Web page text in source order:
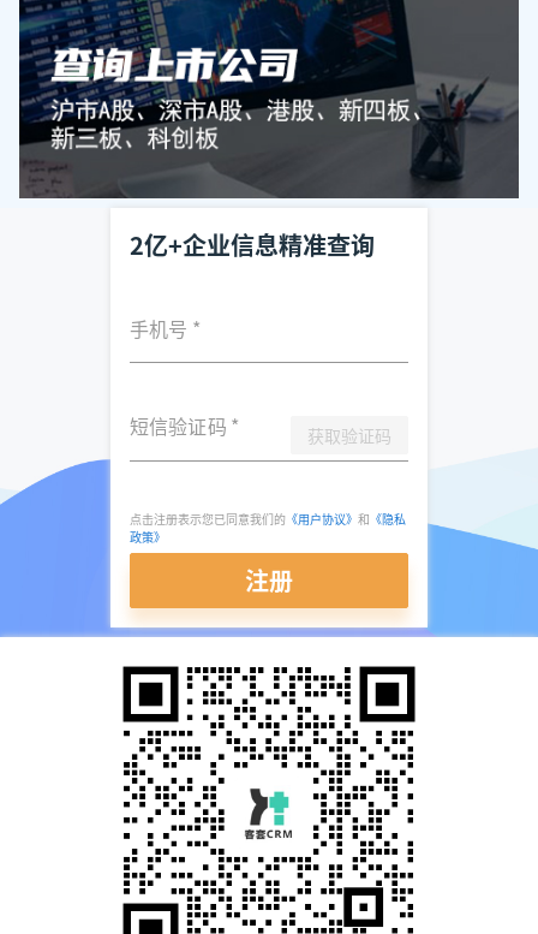
2亿+企业信息精准查询
手机号 *
短信验证码 * 获取验证码
点击注册表示您已同意我们的 《用户协议》 和 《隐私
政策》
注册